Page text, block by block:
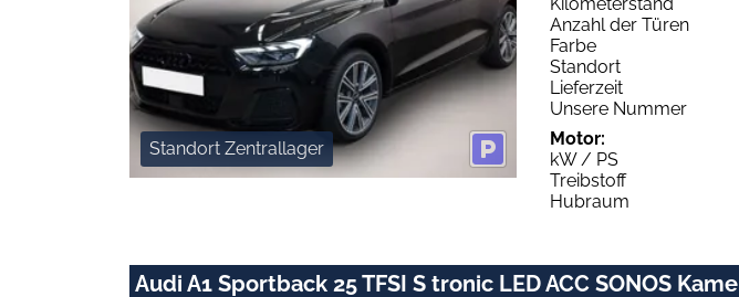
Standort Zentrallager
Anzahl der Türen
Farbe
Standort
Lieferzeit
Unsere Nummer
Motor:
kW / PS
Treibstoff
Hubraum
Audi A1 Sportback 25 TFSI S tronic LED ACC SONOS Kame